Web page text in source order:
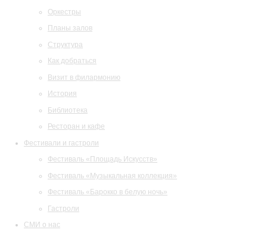
Оркестры
Планы залов
Структура
Как добраться
Визит в филармонию
История
Библиотека
Ресторан и кафе
Фестивали и гастроли
Фестиваль «Площадь Искусств»
Фестиваль «Музыкальная коллекция»
Фестиваль «Барокко в белую ночь»
Гастроли
СМИ о нас